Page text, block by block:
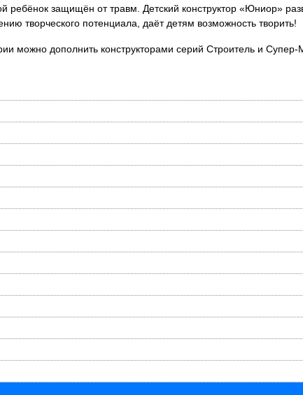
ребёнок защищён от травм. Детский конструктор «Юниор»
творческого потенциала, даёт детям возможность творить!
можно дополнить конструкторами серий Строитель и Супер-